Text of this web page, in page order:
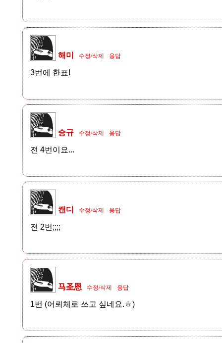
해미 수정/삭제 응답
3번에 한표!
승규 수정/삭제 응답
전 4번이요...
캔디 수정/삭제 응답
전 2번;;;;
马圣恩 수정/삭제 응답
1번 (어뢰체로 쓰고 싶네요.ㅎ)